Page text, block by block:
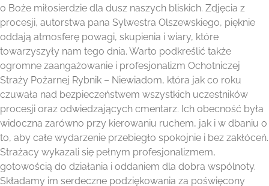
o Boże miłosierdzie dla dusz naszych bliskich. Zdjęcia z
procesji, autorstwa pana Sylwestra Olszewskiego, pięknie
oddają atmosferę powagi, skupienia i wiary, które
towarzyszyły nam tego dnia. Warto podkreślić także
ogromne zaangażowanie i profesjonalizm Ochotniczej
Straży Pożarnej Rybnik – Niewiadom, która jak co roku
czuwała nad bezpieczeństwem wszystkich uczestników
procesji oraz odwiedzających cmentarz. Ich obecność była
widoczna zarówno przy kierowaniu ruchem, jak i w dbaniu o
to, aby całe wydarzenie przebiegło spokojnie i bez zakłóceń.
Strażacy wykazali się pełnym profesjonalizmem,
gotowością do działania i oddaniem dla dobra wspólnoty.
Składamy im serdeczne podziękowania za poświęcony